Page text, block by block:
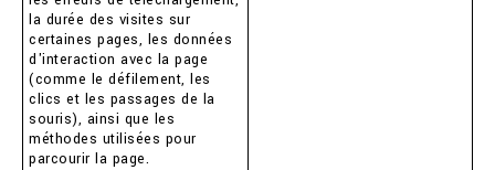
la durée des visites sur
certaines pages, les données
d'interaction avec la page
(comme le défilement, les
clics et les passages de la
souris), ainsi que les
méthodes utilisées pour
parcourir la page.